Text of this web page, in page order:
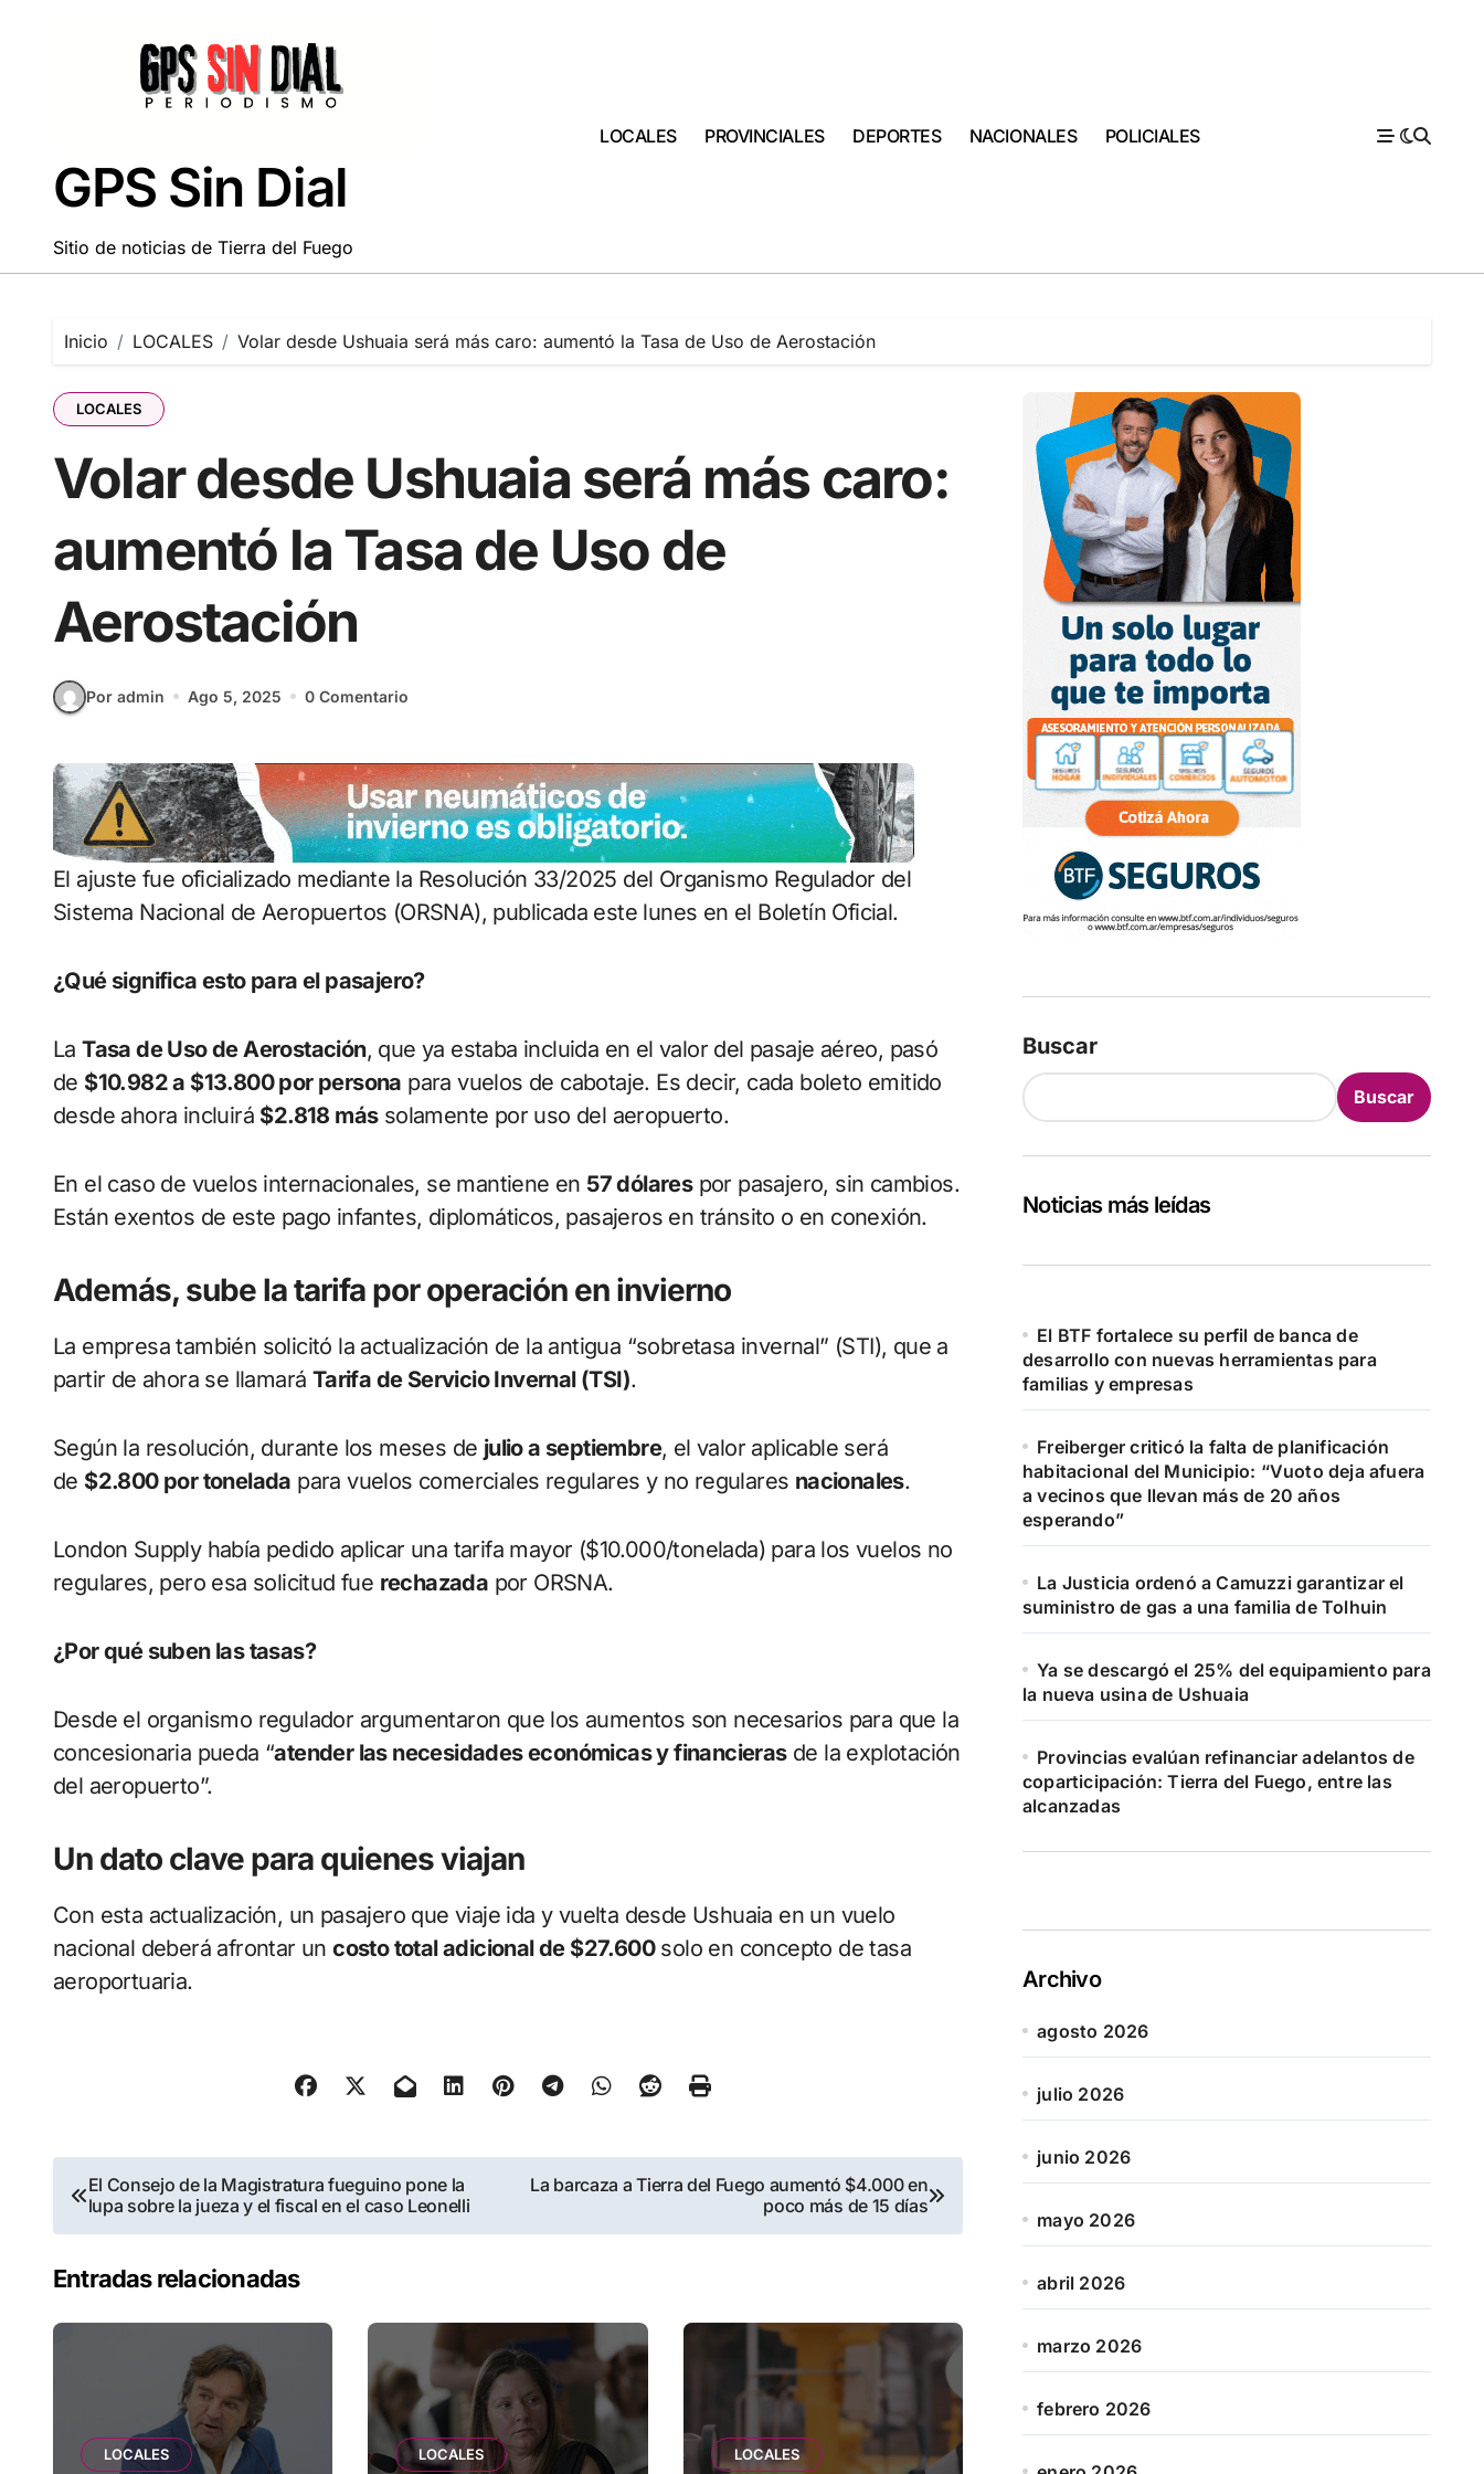
GPS Sin Dial
Sitio de noticias de Tierra del Fuego
LOCALES PROVINCIALES DEPORTES NACIONALES POLICIALES
Inicio LOCALES Volar desde Ushuaia será más caro: aumentó la Tasa de Uso de Aerostación
LOCALES
Volar desde Ushuaia será más caro:
aumentó la Tasa de Uso de
Aerostación
Por admin Ago 5, 2025 0 Comentario
El ajuste fue oficializado mediante la Resolución 33/2025 del Organismo Regulador del
Sistema Nacional de Aeropuertos (ORSNA), publicada este lunes en el Boletín Oficial.
¿Qué significa esto para el pasajero?
LaTasa de Uso de Aerostación, que ya estaba incluida en el valor del pasaje aéreo, pasó
de $10.982 a $13.800 por persona para vuelos de cabotaje. Es decir, cada boleto emitido
desde ahora incluirá $2.818 mássolamente por uso del aeropuerto.
En el caso de vuelos internacionales, se mantiene en 57 dólarespor pasajero, sin cambios.
Están exentos de este pago infantes, diplomáticos, pasajeros en tránsito o en conexión.
Además, sube la tarifa por operación en invierno
La empresa también solicitó la actualización de la antigua “sobretasa invernal” (STI), que a
partir de ahora se llamará Tarifa de Servicio Invernal (TSI).
Según la resolución, durante los meses de julio a septiembre, el valor aplicable será
de $2.800 por tonelada para vuelos comerciales regulares y no regulares nacionales.
London Supply había pedido aplicar una tarifa mayor ($10.000/tonelada) para los vuelos no
regulares, pero esa solicitud fue rechazada por ORSNA.
¿Por qué suben las tasas?
Desde el organismo regulador argumentaron que los aumentos son necesarios para que la
concesionaria pueda “atender las necesidades económicas y financierasde la explotación
del aeropuerto”.
Un dato clave para quienes viajan
Con esta actualización, un pasajero que viaje ida y vuelta desde Ushuaia en un vuelo
nacional deberá afrontar uncosto total adicional de $27.600solo en concepto de tasa
aeroportuaria.
Navegación
de
entradas
El Consejo de la Magistratura fueguino pone la
lupa sobre la jueza y el fiscal en el caso Leonelli
La barcaza a Tierra del Fuego aumentó $4.000 en
poco más de 15 días
Entradas relacionadas
LOCALES LOCALES LOCALES
Buscar
Buscar
Noticias más leídas
El BTF fortalece su perfil de banca de
desarrollo con nuevas herramientas para
familias y empresas
Freiberger criticó la falta de planificación
habitacional del Municipio: “Vuoto deja afuera
a vecinos que llevan más de 20 años
esperando”
La Justicia ordenó a Camuzzi garantizar el
suministro de gas a una familia de Tolhuin
Ya se descargó el 25% del equipamiento para
la nueva usina de Ushuaia
Provincias evalúan refinanciar adelantos de
coparticipación: Tierra del Fuego, entre las
alcanzadas
Archivo
agosto 2026
julio 2026
junio 2026
mayo 2026
abril 2026
marzo 2026
febrero 2026